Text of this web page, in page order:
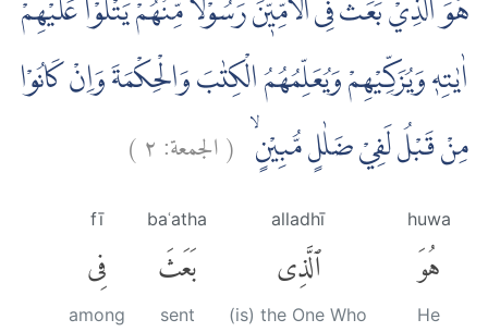
هُوَ الَّذِيْ بَعَثَ فِى الْاُمِّيّٖنَ رَسُوْلًا مِّنْهُمْ يَتْلُوْا عَلَيْهِمْ
اٰيٰتِهٖ وَيُزَكِّيْهِمْ وَيُعَلِّمُهُمُ الْكِتٰبَ وَالْحِكْمَةَ وَاِنْ كَانُوْا
مِنْ قَبْلُ لَفِيْ ضَلٰلٍ مُّبِيْنٍۙ (الجمعة:٢)
huwa
هُوَ
He
alladhī
ٱلَّذِى
(is) the One Who
baʿatha
بَعَثَ
sent
fī
فِى
among